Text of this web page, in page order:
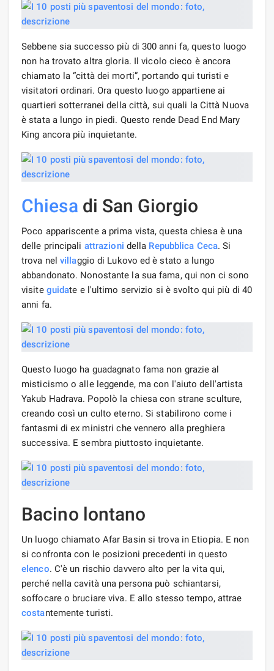
Sebbene sia successo più di 300 anni fa, questo luogo
non ha trovato altra gloria. Il vicolo cieco è ancora
chiamato la “città dei morti”, portando qui turisti e
visitatori ordinari. Ora questo luogo appartiene ai
quartieri sotterranei della città, sui quali la Città Nuova
è stata a lungo in piedi. Questo rende Dead End Mary
King ancora più inquietante.
Chiesa di San Giorgio
Poco appariscente a prima vista, questa chiesa è una
delle principali attrazioni della Repubblica Ceca. Si
trova nel villaggio di Lukovo ed è stato a lungo
abbandonato. Nonostante la sua fama, qui non ci sono
visite guidate e l'ultimo servizio si è svolto qui più di 40
anni fa.
Questo luogo ha guadagnato fama non grazie al
misticismo o alle leggende, ma con l'aiuto dell'artista
Yakub Hadrava. Popolò la chiesa con strane sculture,
creando così un culto eterno. Si stabilirono come i
fantasmi di ex ministri che vennero alla preghiera
successiva. E sembra piuttosto inquietante.
Bacino lontano
Un luogo chiamato Afar Basin si trova in Etiopia. E non
si confronta con le posizioni precedenti in questo
elenco. C'è un rischio davvero alto per la vita qui,
perché nella cavità una persona può schiantarsi,
soffocare o bruciare viva. E allo stesso tempo, attrae
costantemente turisti.